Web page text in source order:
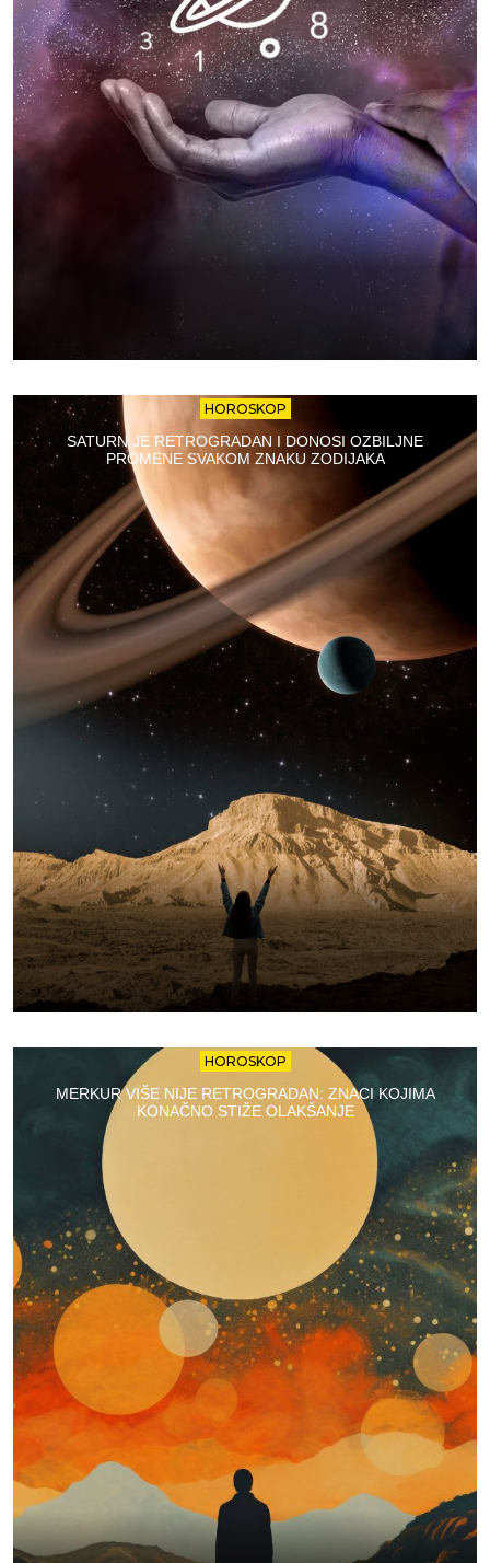
HOROSKOP
SATURN JE RETROGRADAN I DONOSI OZBILJNE
PROMENE SVAKOM ZNAKU ZODIJAKA
HOROSKOP
MERKUR VIŠE NIJE RETROGRADAN: ZNACI KOJIMA
KONAČNO STIŽE OLAKŠANJE